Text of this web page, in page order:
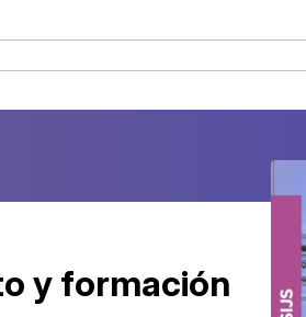
y formación